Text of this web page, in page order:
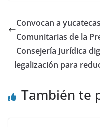
Convocan a
Comunitarias de la
Consejería Jurídica
legalización para
También te